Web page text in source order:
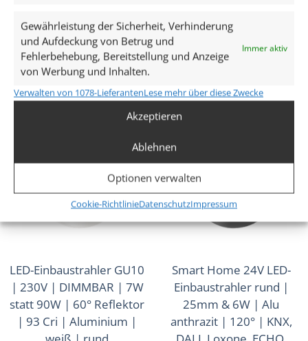
Gewährleistung der Sicherheit, Verhinderung
und Aufdeckung von Betrug und
Fehlerbehebung, Bereitstellung und Anzeige
von Werbung und Inhalten.
Immer aktiv
Verwalten von 1078-LieferantenLese mehr über diese Zwecke
Akzeptieren
Ablehnen
Optionen verwalten
Cookie-RichtlinieDatenschutzImpressum
ECHO, Loxone, GOOGLE,
HOMEMATIC, 1-10V, HUE
ab30,49€
inkl. MwSt. zzgl.Versandkosten
Lieferzeit:1-3 Tage
gebürstetes Aluminium
60° Reflektor rund
ab33,99
Lieferzeit:1-3 Tage
LED-Einbaustrahler GU10
| 230V | DIMMBAR | 7W
statt 90W | 60° Reflektor
| 93 Cri | Aluminium |
Smart Home 24V LED-
Einbaustrahler rund |
25mm & 6W | Alu
anthrazit | 120° | KNX,